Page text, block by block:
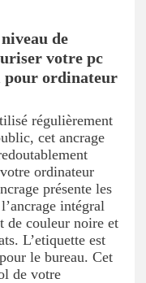
de
votre pc
pour ordinateur
régulièrement
cet ancrage
ordinateur
présente les
intégral
de couleur noire et
L’etiquette est
le bureau. Cet
de votre